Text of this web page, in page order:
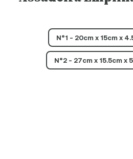
N°1 - 20cm x 15cm x
N°2 - 27cm x 15.5cm x